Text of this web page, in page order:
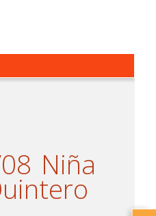
Niña